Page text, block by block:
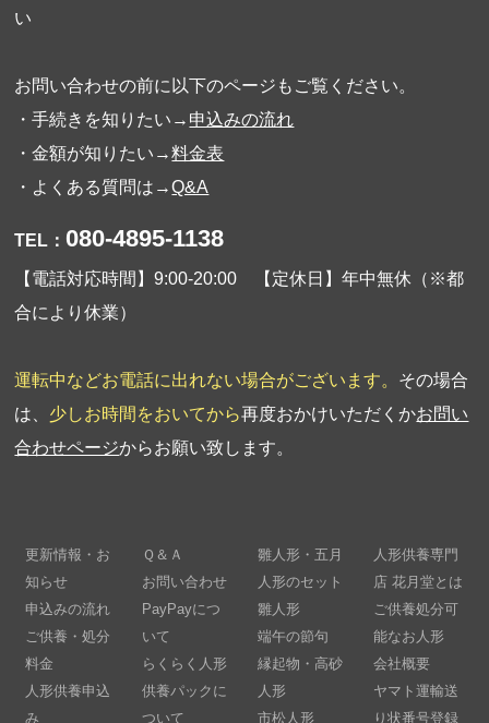
い
お問い合わせの前に以下のページもご覧ください。
・手続きを知りたい→ 申込みの流れ
・金額が知りたい→料金表
・よくある質問は→Q&A
TEL： 080-4895-1138
【電話対応時間】9:00-20:00 【定休日】年中無休（※都
合により休業）
運転中などお電話に出れない場合がございます。 その場合
は、 少しお時間をおいてから再度おかけいただくかお問い
合わせページからお願い致します。
更新情報・お
知らせ
申込みの流れ
ご供養・処分
料金
人形供養申込
み
Ｑ＆Ａ
お問い合わせ
PayPayにつ
いて
らくらく人形
供養パックに
ついて
雛人形・五月
人形のセット
雛人形
端午の節句
縁起物・高砂
人形
市松人形
人形供養専門
店 花月堂とは
ご供養処分可
能なお人形
会社概要
ヤマト運輸送
り状番号登録